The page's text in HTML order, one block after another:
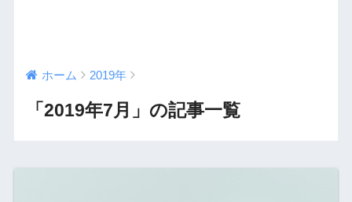
ホーム 2019年
「2019年7月」の記事一覧